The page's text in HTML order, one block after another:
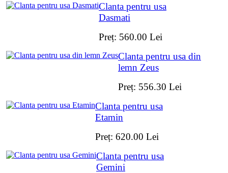
Clanta pentru usa
Dasmati
Preț: 560.00 Lei
Clanta pentru usa din
lemn Zeus
Preț: 556.30 Lei
Clanta pentru usa
Etamin
Preț: 620.00 Lei
Clanta pentru usa
Gemini